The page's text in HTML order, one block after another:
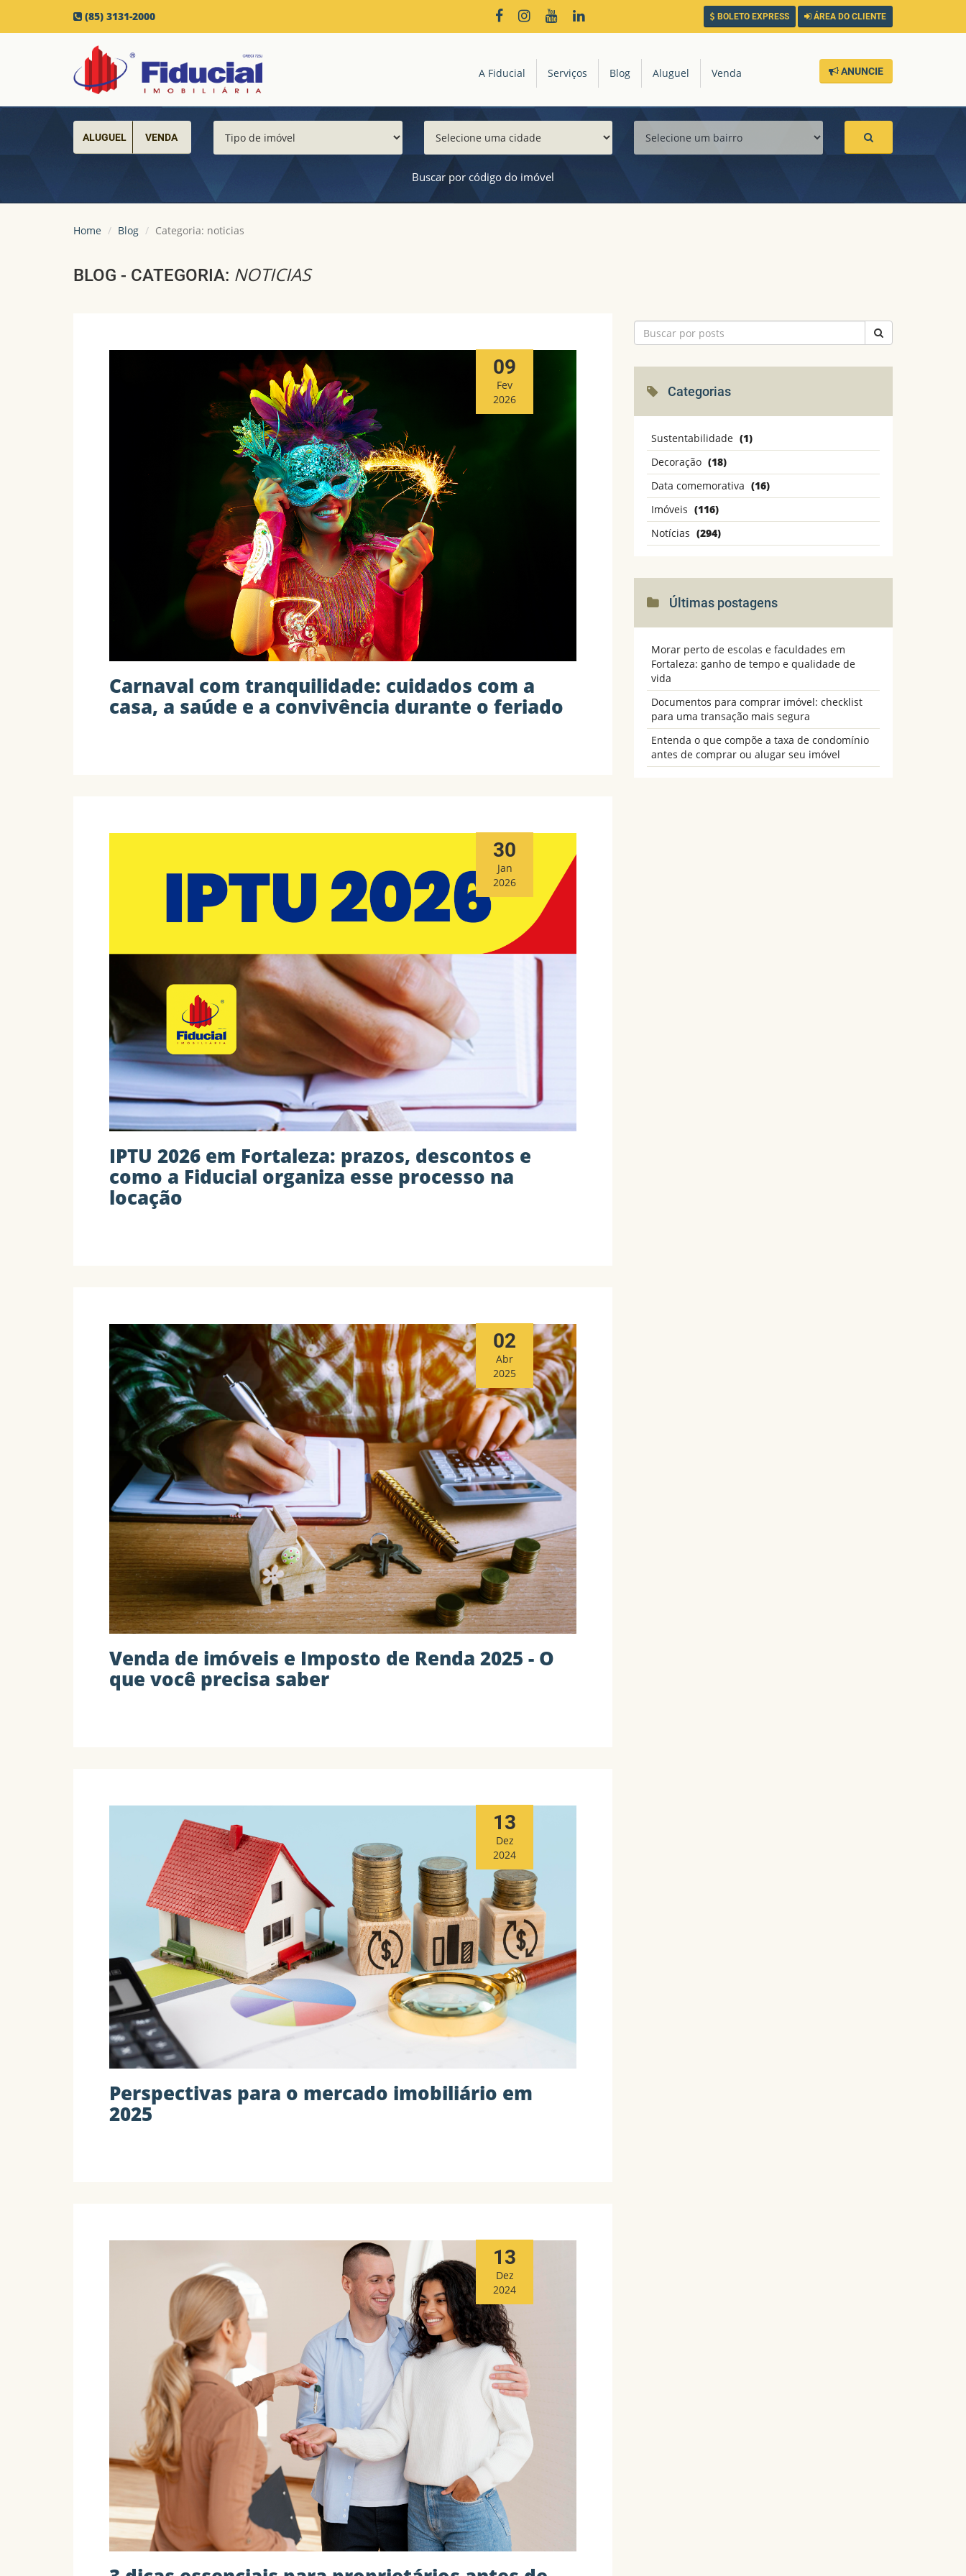
(85) 3131-2000 ÁREA DO CLIENTE
BOLETO EXPRESS
A Fiducial Serviços Blog Aluguel Venda ANUNCIE
ALUGUEL VENDA
Buscar por código do imóvel
Home Blog Categoria: noticias
BLOG - CATEGORIA: NOTICIAS
09
Fev
2026
Carnaval com tranquilidade: cuidados com a
casa, a saúde e a convivência durante o feriado
30
Jan
2026
IPTU 2026 em Fortaleza: prazos, descontos e
como a Fiducial organiza esse processo na
locação
02
Abr
2025
Venda de imóveis e Imposto de Renda 2025 - O
que você precisa saber
13
Dez
2024
Perspectivas para o mercado imobiliário em
2025
13
Dez
2024
Categorias
Sustentabilidade (1)
Decoração (18)
Data comemorativa (16)
Imóveis (116)
Notícias (294)
Últimas postagens
Morar perto de escolas e faculdades em
Fortaleza: ganho de tempo e qualidade de
vida
Documentos para comprar imóvel: checklist
para uma transação mais segura
Entenda o que compõe a taxa de condomínio
antes de comprar ou alugar seu imóvel